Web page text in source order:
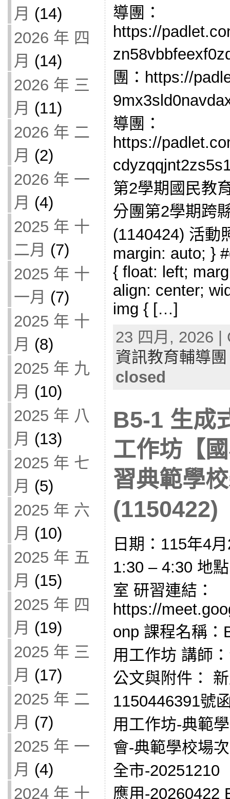
月 (14)
2026 年 四
月 (14)
2026 年 三
月 (11)
2026 年 二
月 (2)
2026 年 一
月 (4)
2025 年 十
二月 (7)
2025 年 十
一月 (7)
2025 年 十
月 (8)
2025 年 九
月 (10)
2025 年 八
月 (13)
2025 年 七
月 (5)
2025 年 六
月 (10)
2025 年 五
月 (15)
2025 年 四
月 (19)
2025 年 三
月 (17)
2025 年 二
月 (7)
2025 年 一
月 (4)
2024 年 十
導團：
https://
團：https://
導團：
https://
第2學期國民教
分團第2學期跨
(1140424) 活動
margin: auto; }
{ float: left;
align: center;
img { […]
23 四月, 2026
資訊教育輔導團
closed
B5-1 生成
工作坊【
習典範學
(1150422)
日期：115年4
1:30 – 4:30 地
室 研習連結：
https://
onp 課程名稱：
用工作坊 講師
公文與附件：
1150446391號
用工作坊-典範
會-典範學校場
全市-20251210
應用-20260422